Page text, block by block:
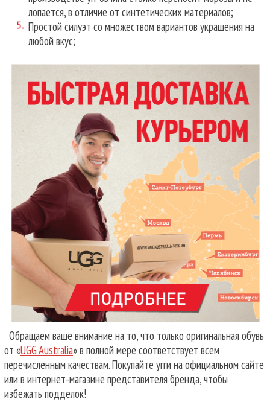
лопается, в отличие от синтетических материалов;
Простой силуэт со множеством вариантов украшения на
любой вкус;
Обращаем ваше внимание на то, что только оригинальная обувь
от «UGG Australia» в полной мере соответствует всем
перечисленным качествам. Покупайте угги на официальном сайте
или в интернет-магазине представителя бренда, чтобы
избежать подделок!